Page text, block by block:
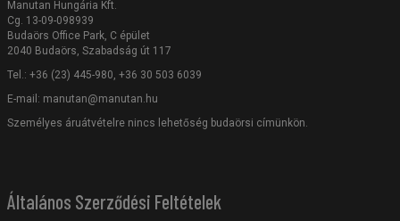
Manutan Hungária Kft.
Cg. 13-09-098939
Budaörs Office Park, C épület
2040 Budaörs, Szabadság út 117
Tel.: +36 (23) 445-980, +36 30 503 6039
E-mail: manutan@manutan.hu
Személyes áruátvételre nincs lehetőség budaörsi címünkön.
Általános Szerződési Feltételek